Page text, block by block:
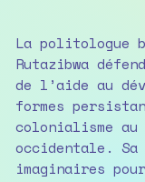
La politologue
Rutazibwa
de l’aide au
formes
colonialisme
occidentale.
imaginaires